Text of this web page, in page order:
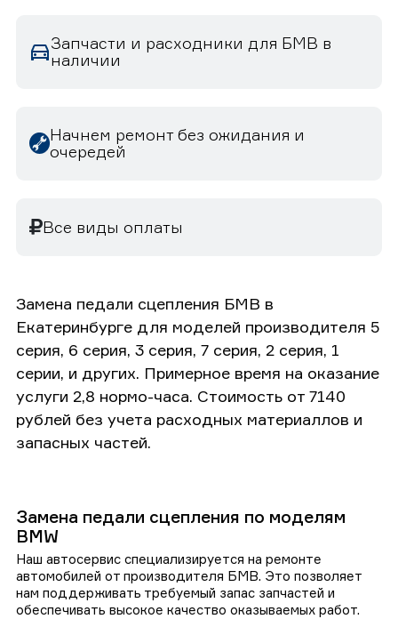
Запчасти и расходники для БМВ в
наличии
Начнем ремонт без ожидания и
очередей
Все виды оплаты
Замена педали сцепления БМВ в
Екатеринбурге для моделей производителя 5
серия, 6 серия, 3 серия, 7 серия, 2 серия, 1
серии, и других. Примерное время на оказание
услуги 2,8 нормо-часа. Стоимость от 7140
рублей без учета расходных материаллов и
запасных частей.
Замена педали сцепления по моделям
BMW
Наш автосервис специализируется на ремонте
автомобилей от производителя БМВ. Это позволяет
нам поддерживать требуемый запас запчастей и
обеспечивать высокое качество оказываемых работ.